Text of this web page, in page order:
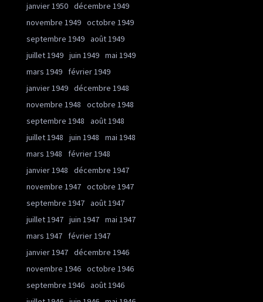
janvier 1950 décembre 1949
novembre 1949 octobre 1949
septembre 1949 août 1949
juillet 1949 juin 1949 mai 1949
mars 1949
février 1949
janvier 1949 décembre 1948
novembre 1948
octobre 1948
septembre 1948
août 1948
juillet 1948
juin 1948
mai 1948
mars 1948
février 1948
janvier 1948
décembre 1947
novembre 1947 octobre 1947
septembre 1947 août 1947
juillet 1947 juin 1947 mai 1947
mars 1947
février 1947
janvier 1947 décembre 1946
novembre 1946 octobre 1946
septembre 1946 août 1946